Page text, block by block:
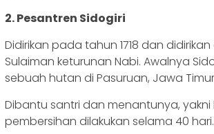
2. Pesantren Sidogiri
Didirikan pada tahun 1718 dan
Sulaiman keturunan Nabi. Awalnya
sebuah hutan di Pasuruan, Jawa
Dibantu santri dan menantunya, yakni
pembersihan dilakukan selama 40 hari.